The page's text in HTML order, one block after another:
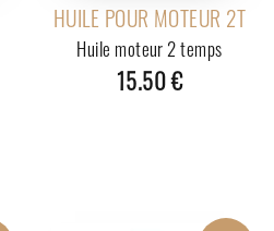
HUILE POUR MOTEUR 2T
Huile moteur 2 temps
15.50 €